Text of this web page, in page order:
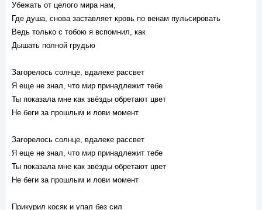
Убежать от целого мира нам,
Где душа, снова заставляет кровь по венам пульсировать
Ведь только с тобою я вспомнил, как
Дышать полной грудью
Загорелось солнце, вдалеке рассвет
Я еще не знал, что мир принадлежит тебе
Ты показала мне как звёзды обретают цвет
Не беги за прошлым и лови момент
Загорелось солнце, вдалеке рассвет
Я еще не знал, что мир принадлежит тебе
Ты показала мне как звёзды обретают цвет
Не беги за прошлым и лови момент
Прикурил косяк и упал без сил